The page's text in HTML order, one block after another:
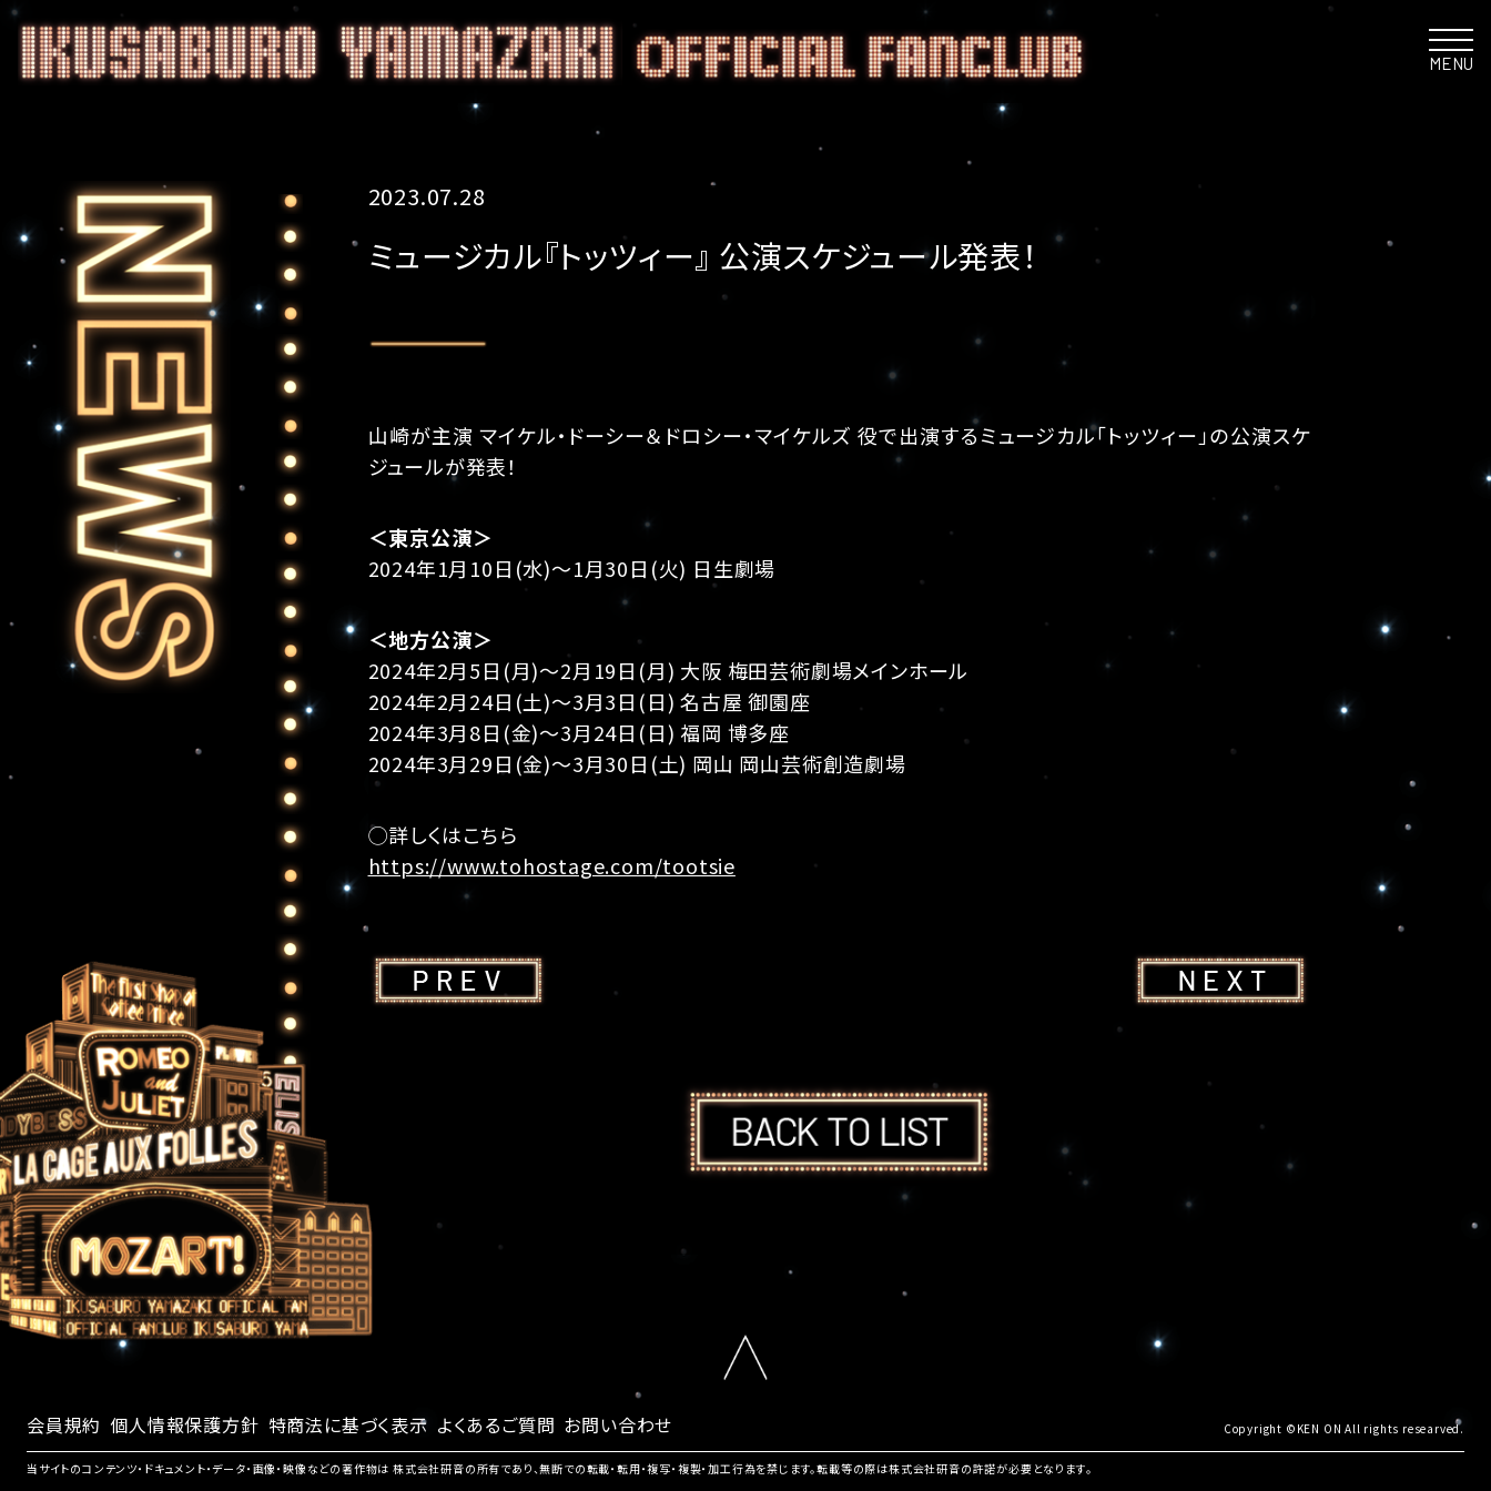
MENU
2023.07.28
ミュージカル『トッツィー』 公演スケジュール発表！
山崎が主演 マイケル・ドーシー＆ドロシー・マイケルズ 役で出演するミュージカル「トッツィー」の公演スケ
ジュールが発表！
＜東京公演＞
2024年1月10日(水)～1月30日(火) 日生劇場
＜地方公演＞
2024年2月5日(月)～2月19日(月) 大阪 梅田芸術劇場メインホール
2024年2月24日(土)～3月3日(日) 名古屋 御園座
2024年3月8日(金)～3月24日(日) 福岡 博多座
2024年3月29日(金)～3月30日(土) 岡山 岡山芸術創造劇場
◯詳しくはこちら
https://www.tohostage.com/tootsie
会員規約 個人情報保護方針 特商法に基づく表示 よくあるご質問 お問い合わせ Copyright ©KEN ON All rights researved.
当サイトのコンテンツ・ドキュメント・データ・画像・映像などの著作物は 株式会社研音の所有であり、無断での転載・転用・複写・複製・加工行為を禁じます。転載等の際は株式会社研音の許諾が必要となります。